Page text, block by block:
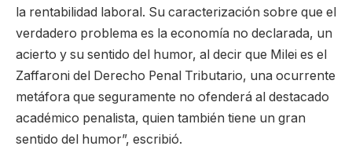
la rentabilidad laboral. Su caracterización sobre que el
verdadero problema es la economía no declarada, un
acierto y su sentido del humor, al decir que Milei es el
Zaffaroni del Derecho Penal Tributario, una ocurrente
metáfora que seguramente no ofenderá al destacado
académico penalista, quien también tiene un gran
sentido del humor”, escribió.